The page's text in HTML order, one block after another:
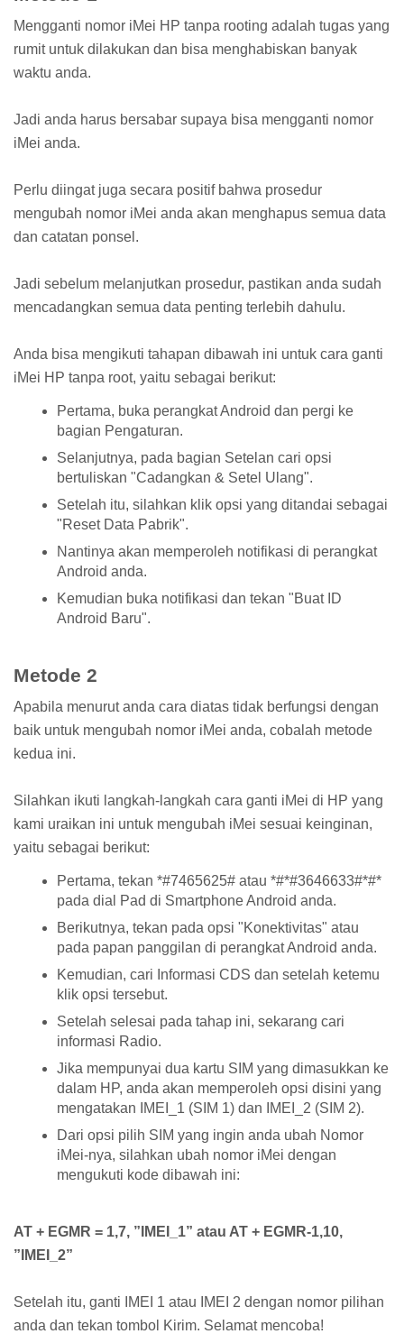
Mengganti nomor iMei HP tanpa rooting adalah tugas yang
rumit untuk dilakukan dan bisa menghabiskan banyak
waktu anda.
Jadi anda harus bersabar supaya bisa mengganti nomor
iMei anda.
Perlu diingat juga secara positif bahwa prosedur
mengubah nomor iMei anda akan menghapus semua data
dan catatan ponsel.
Jadi sebelum melanjutkan prosedur, pastikan anda sudah
mencadangkan semua data penting terlebih dahulu.
Anda bisa mengikuti tahapan dibawah ini untuk cara ganti
iMei HP tanpa root, yaitu sebagai berikut:
Pertama, buka perangkat Android dan pergi ke
bagian Pengaturan.
Selanjutnya, pada bagian Setelan cari opsi
bertuliskan "Cadangkan & Setel Ulang".
Setelah itu, silahkan klik opsi yang ditandai sebagai
"Reset Data Pabrik".
Nantinya akan memperoleh notifikasi di perangkat
Android anda.
Kemudian buka notifikasi dan tekan "Buat ID
Android Baru".
Metode 2
Apabila menurut anda cara diatas tidak berfungsi dengan
baik untuk mengubah nomor iMei anda, cobalah metode
kedua ini.
Silahkan ikuti langkah-langkah cara ganti iMei di HP yang
kami uraikan ini untuk mengubah iMei sesuai keinginan,
yaitu sebagai berikut:
Pertama, tekan *#7465625# atau *#*#3646633#*#*
pada dial Pad di Smartphone Android anda.
Berikutnya, tekan pada opsi "Konektivitas" atau
pada papan panggilan di perangkat Android anda.
Kemudian, cari Informasi CDS dan setelah ketemu
klik opsi tersebut.
Setelah selesai pada tahap ini, sekarang cari
informasi Radio.
Jika mempunyai dua kartu SIM yang dimasukkan ke
dalam HP, anda akan memperoleh opsi disini yang
mengatakan IMEI_1 (SIM 1) dan IMEI_2 (SIM 2).
Dari opsi pilih SIM yang ingin anda ubah Nomor
iMei-nya, silahkan ubah nomor iMei dengan
mengukuti kode dibawah ini:
AT + EGMR = 1,7, ”IMEI_1” atau AT + EGMR-1,10,
”IMEI_2”
Setelah itu, ganti IMEI 1 atau IMEI 2 dengan nomor pilihan
anda dan tekan tombol Kirim. Selamat mencoba!